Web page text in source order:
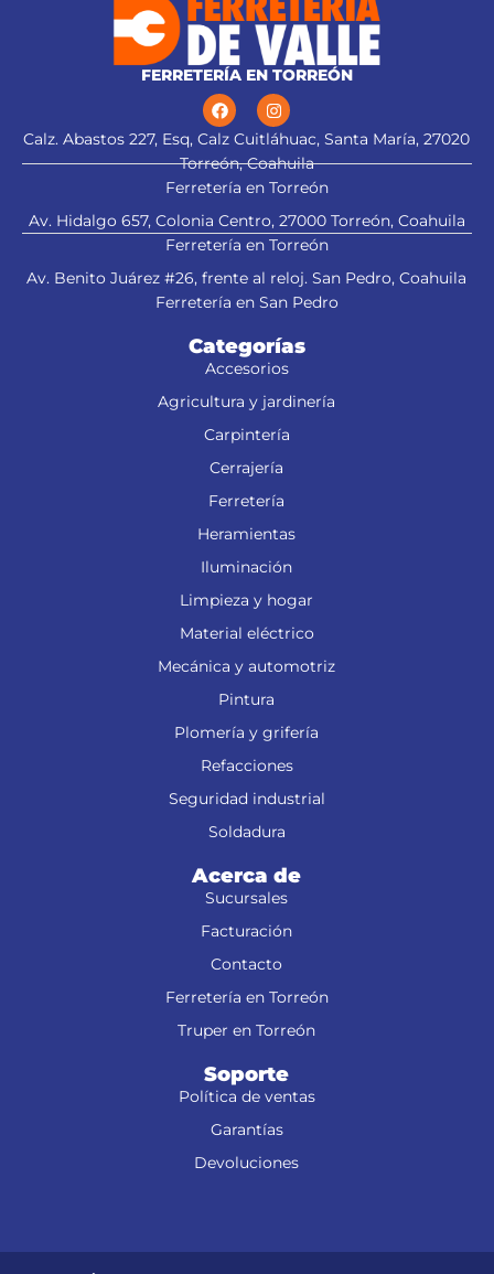
FERRETERÍA EN TORREÓN
Calz. Abastos 227, Esq, Calz Cuitláhuac, Santa María, 27020
Torreón, Coahuila
Ferretería en Torreón
Av. Hidalgo 657, Colonia Centro, 27000 Torreón, Coahuila
Ferretería en Torreón
Av. Benito Juárez #26, frente al reloj. San Pedro, Coahuila
Ferretería en San Pedro
Categorías
Accesorios
Agricultura y jardinería
Carpintería
Cerrajería
Ferretería
Heramientas
Iluminación
Limpieza y hogar
Material eléctrico
Mecánica y automotriz
Pintura
Plomería y grifería
Refacciones
Seguridad industrial
Soldadura
Acerca de
Sucursales
Facturación
Contacto
Ferretería en Torreón
Truper en Torreón
Soporte
Política de ventas
Garantías
Devoluciones